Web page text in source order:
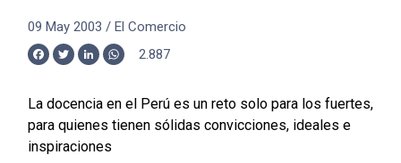
09 May 2003 / El Comercio
Facebook
TwitterLinkedInWhatsApp
2.887
La docencia en el Perú es un reto solo para los fuertes,
para quienes tienen sólidas convicciones, ideales e
inspiraciones